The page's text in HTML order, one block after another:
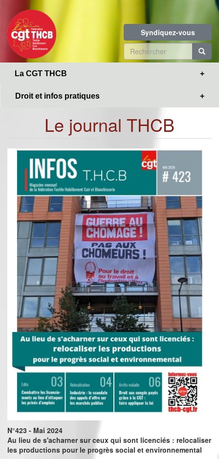
contenu
principal
Syndiquez-vous
Formulaire
de
La CGT THCB
Droit et infos pratiques
Le journal THCB
N°423 - Mai 2024
Au lieu de s'acharner sur ceux qui sont licenciés : relocaliser
les productions pour le progrès social et environnemental